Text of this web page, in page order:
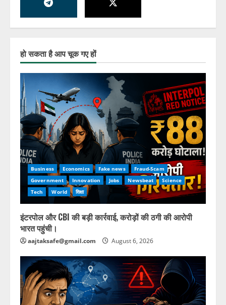
4
बैंक लौटाएगा पूरा पैसा ब्याज समेत।
हो सकता है आप चूक गए हों
Business Economics Fake news
Fraud-Scam
Government
Innovation Jobs Newsbeat
Science
Tech
World शिक्षा
इंटरपोल और CBI की बड़ी कार्रवाई, करोड़ों की ठगी की आरोपी
भारत पहुंची।
aajtaksafe@gmail.com August 6, 2026